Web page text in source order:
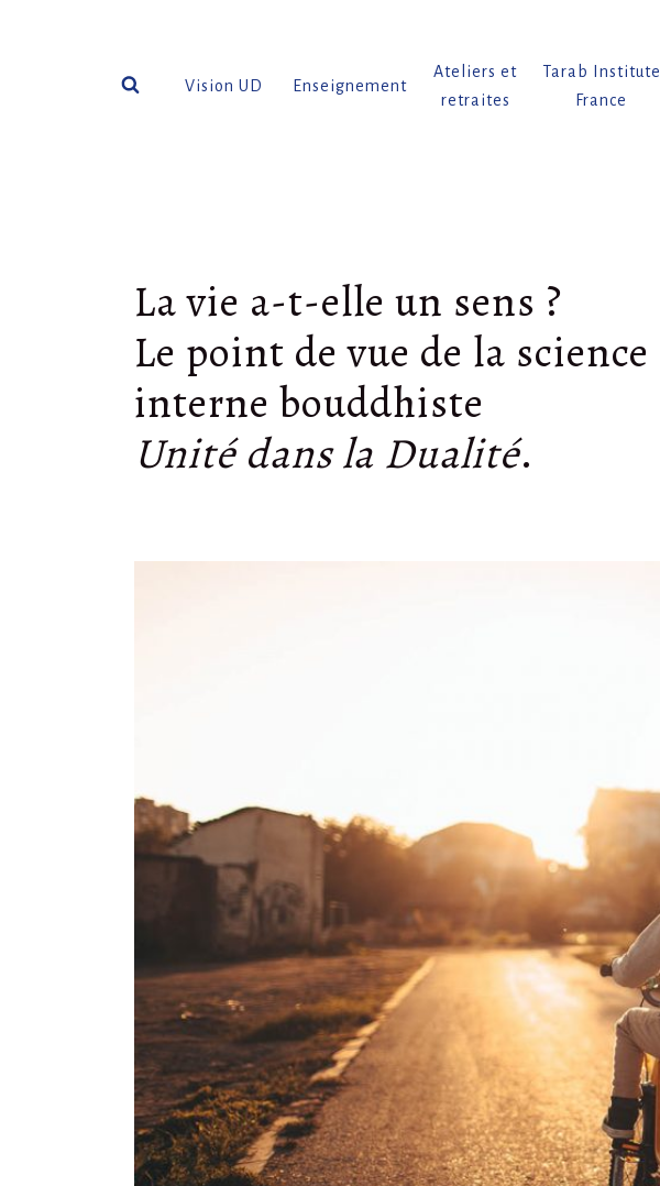
Vision UD
Enseignement
Ateliers et
retraites
Tarab Institute
France
La vie a-t-elle un sens ?
Le point de vue de la science
interne bouddhiste
Unité dans la Dualité.